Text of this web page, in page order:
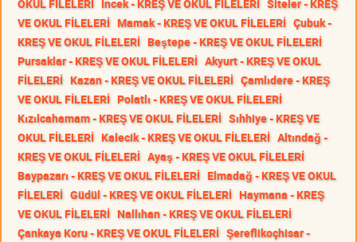
OKUL FİLELERİ İncek - KREŞ VE OKUL FİLELERİ
Siteler - KREŞ
VE OKUL FİLELERİ Mamak - KREŞ VE OKUL FİLELERİ Çubuk -
KREŞ VE OKUL FİLELERİ Beştepe - KREŞ VE OKUL FİLELERİ
Pursaklar - KREŞ VE OKUL FİLELERİ Akyurt - KREŞ VE OKUL
FİLELERİ Kazan - KREŞ VE OKUL FİLELERİ Çamlıdere - KREŞ
VE OKUL FİLELERİ Polatlı - KREŞ VE OKUL FİLELERİ
Kızılcahamam - KREŞ VE OKUL FİLELERİ Sıhhiye - KREŞ VE
OKUL FİLELERİ Kalecik - KREŞ VE OKUL FİLELERİ Altındağ -
KREŞ VE OKUL FİLELERİ Ayaş - KREŞ VE OKUL FİLELERİ
Baypazarı - KREŞ VE OKUL FİLELERİ Elmadağ - KREŞ VE OKUL
FİLELERİ Güdül - KREŞ VE OKUL FİLELERİ Haymana - KREŞ
VE OKUL FİLELERİ Nallıhan - KREŞ VE OKUL FİLELERİ
Çankaya Koru - KREŞ VE OKUL FİLELERİ Şereflikoçhisar -